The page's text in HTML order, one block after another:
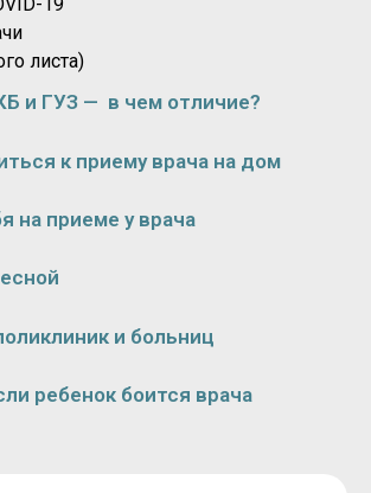
листа)
и ГУЗ — в чем отличие?
к приему врача на дом
на приеме у врача
и больниц
ребенок боится врача